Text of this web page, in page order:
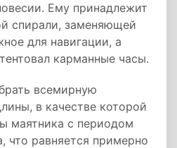
Ему принадлежит
спирали, заменяющей
для навигации, а
карманные часы.
всемирную
в качестве которой
маятника с периодом
что равняется примерно